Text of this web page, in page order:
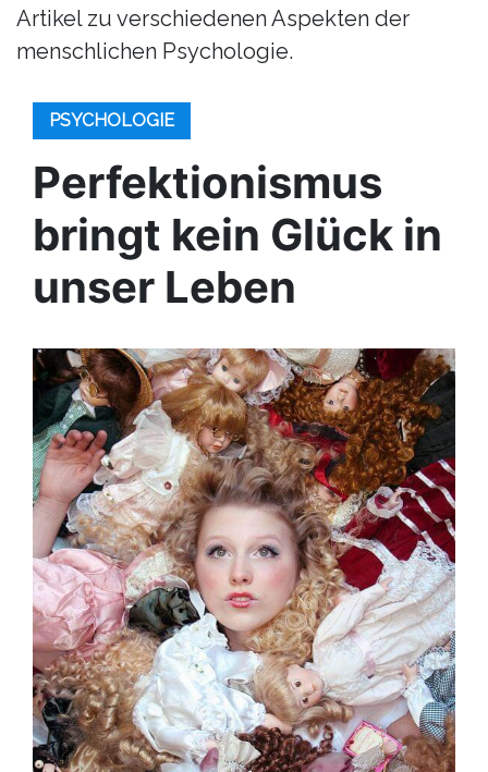
Artikel zu verschiedenen Aspekten der
menschlichen Psychologie.
PSYCHOLOGIE
Perfektionismus
bringt kein Glück in
unser Leben